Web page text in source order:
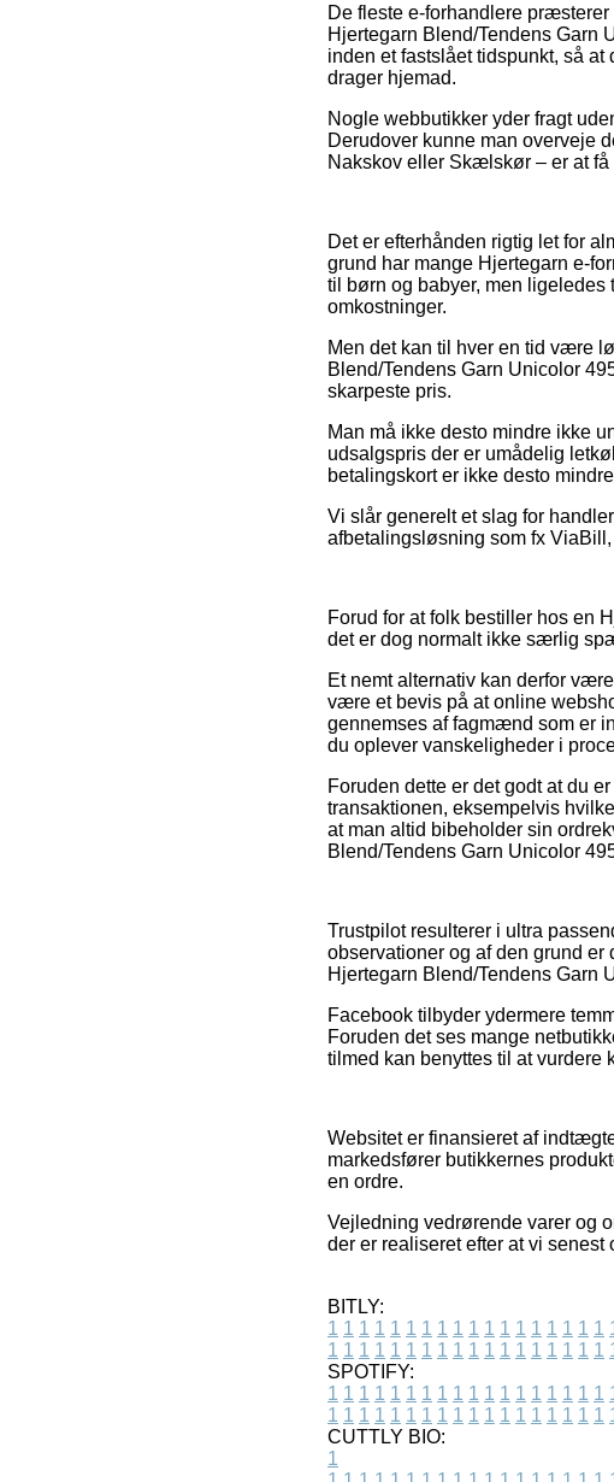
De fleste e-forhandlere
Hjertegarn Blend/Tendens Garn
inden et fastslået tidspunkt, så
drager hjemad.
Nogle webbutikker yder fragt
Derudover kunne man overveje
Nakskov eller Skælskør – er at
Det er efterhånden rigtig let for
grund har mange Hjertegarn e-
til børn og babyer, men
omkostninger.
Men det kan til hver en tid være
Blend/Tendens Garn Unicolor
skarpeste pris.
Man må ikke desto mindre ikke
udsalgspris der er umådelig
betalingskort er ikke desto
Vi slår generelt et slag for
afbetalingsløsning som fx
Forud for at folk bestiller hos en
det er dog normalt ikke særlig
Et nemt alternativ kan derfor
være et bevis på at online
gennemses af fagmænd som er
du oplever vanskeligheder i
Foruden dette er det godt at du
transaktionen, eksempelvis
at man altid bibeholder sin
Blend/Tendens Garn Unicolor
Trustpilot resulterer i ultra
observationer og af den grund
Hjertegarn Blend/Tendens Garn
Facebook tilbyder ydermere
Foruden det ses mange
tilmed kan benyttes til at vurdere
Websitet er finansieret af
markedsfører butikkernes
en ordre.
Vejledning vedrørende varer og
der er realiseret efter at vi
BITLY:
1 1 1 1 1 1 1 1 1 1 1 1 1 1 1 1 1 1
1 1 1 1 1 1 1 1 1 1 1 1 1 1 1 1 1 1
SPOTIFY:
1 1 1 1 1 1 1 1 1 1 1 1 1 1 1 1 1 1
1 1 1 1 1 1 1 1 1 1 1 1 1 1 1 1 1 1
CUTTLY BIO:
1